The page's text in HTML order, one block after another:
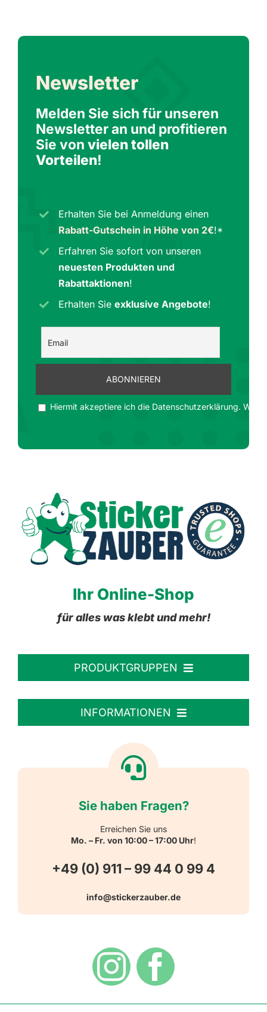
Newsletter
Melden Sie sich für unseren
Newsletter an und profitieren
Sie von vielen tollen
Vorteilen!
Erhalten Sie bei Anmeldung einen
Rabatt-Gutschein in Höhe von 2€!*
Erfahren Sie sofort von unseren
neuesten Produkten und
Rabattaktionen!
Erhalten Sieexklusive Angebote!
Hiermit akzeptiere ich die Datenschutzerklärung. Wir
Ihr Online-Shop
für alles was klebt und mehr!
PRODUKTGRUPPEN
Personalisierte Aufkleber
Reflektierende Aufkleber
Warn-, Gebots-, Verbots- und
Hinweisaufkleber
INFORMATIONEN
Versandarten
Widerrufsbelehrung
Sie haben Fragen?
Erreichen Sie uns
Mo. – Fr. von 10:00 – 17:00 Uhr!
+49 (0) 911 – 99 44 0 99 4
info@stickerzauber.de